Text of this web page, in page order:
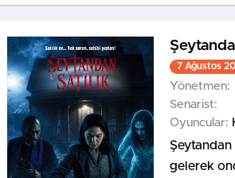
7 Ağustos
Yönetmen:
Senarist:
Oyuncular:
Şeytandan
gelerek